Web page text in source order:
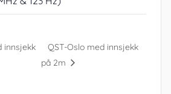
innsjekk
QST-Oslo med innsjekk
på 2m